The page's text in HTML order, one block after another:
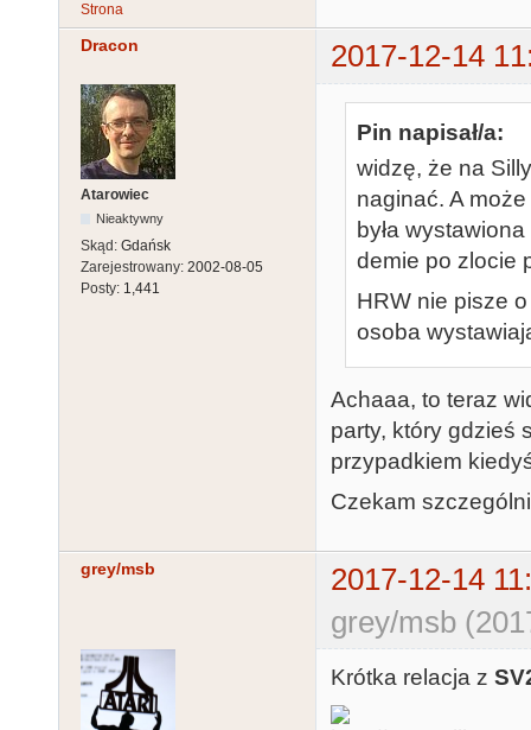
Strona
Dracon 2017-12-14
Atarowiec
Nieaktywny
Skąd: Gdańsk
Zarejestrowany: 2002-08-05
Posty: 1,441
Pin napisał/a:
widzę, że na
naginać. A
była
demie po zlocie
HRW nie pisze
osoba
Achaaa, to teraz
party, który gdzieś
przypadkiem
Czekam
grey/msb
2017-12-14
grey/msb
Krótka relacja z